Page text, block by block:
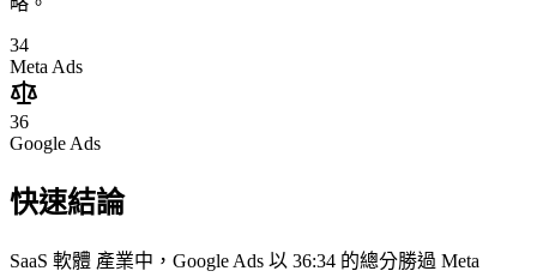
34
Meta Ads
36
Google Ads
快速結論
SaaS 軟體 產業中，Google Ads 以 36:34 的總分勝過 Meta